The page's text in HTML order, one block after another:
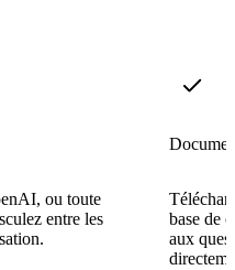
ou toute
entre les
base de
aux